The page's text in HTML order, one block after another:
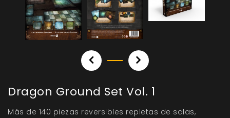
Dragon Ground Set Vol. 1
Más de 140 piezas reversibles repletas de salas,